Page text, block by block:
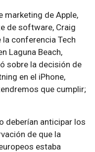
marketing de Apple,
de software, Craig
conferencia Tech
Laguna Beach,
sobre la decisión de
en el iPhone,
que cumplir;
deberían anticipar los
de que la
estaba